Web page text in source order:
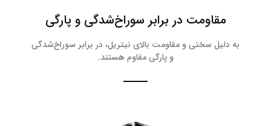
مقاومت در برابر سوراخ‌شدگی و پارگی
به دلیل سختی و مقاومت بالای نیتریل، در برابر سوراخ‌شدگی
و پارگی مقاوم هستند.